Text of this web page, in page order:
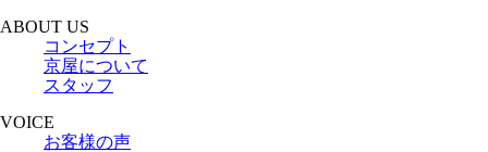
ABOUT US
コンセプト
京屋について
スタッフ
VOICE
お客様の声